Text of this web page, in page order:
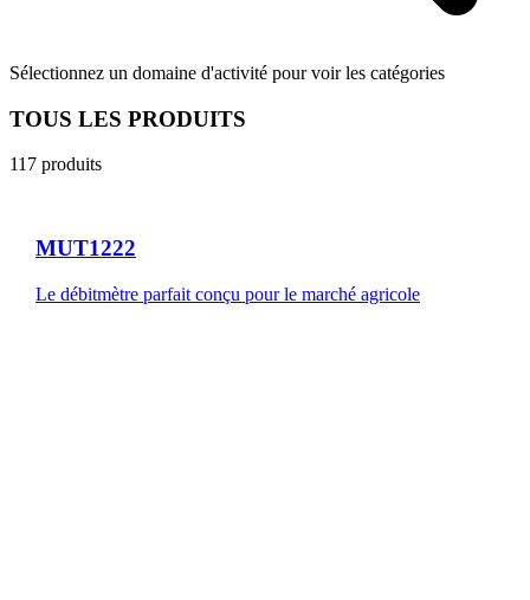
Sélectionnez un domaine d'activité pour voir les catégories
TOUS LES PRODUITS
117 produits
MUT1222
Le débitmètre parfait conçu pour le marché agricole